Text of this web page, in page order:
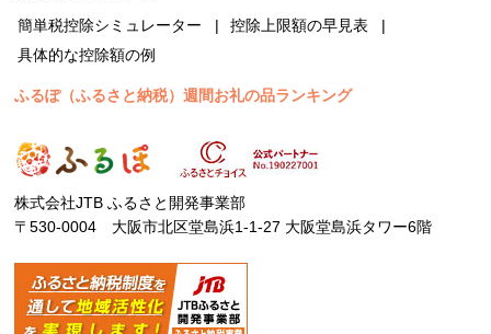
簡単税控除シミュレーター
控除上限額の早見表
具体的な控除額の例
ふるぽ（ふるさと納税）週間お礼の品ランキング
株式会社JTB ふるさと開発事業部
〒530-0004 大阪市北区堂島浜1-1-27 大阪堂島浜タワー6階